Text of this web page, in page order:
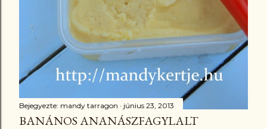
Bejegyezte: mandy tarragon június 23, 2013
BANÁNOS ANANÁSZFAGYLALT